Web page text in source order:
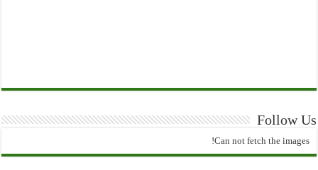
Follow Us
Can not fetch the images!